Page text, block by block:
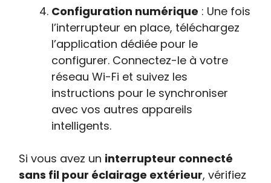
Configuration numérique : Une fois
l’interrupteur en place, téléchargez
l’application dédiée pour le
configurer. Connectez-le à votre
réseau Wi-Fi et suivez les
instructions pour le synchroniser
avec vos autres appareils
intelligents.
Si vous avez un interrupteur connecté
sans fil pour éclairage extérieur, vérifiez